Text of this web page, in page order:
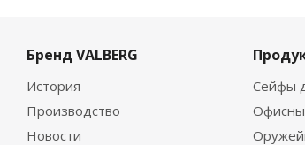
Бренд VALBERG
История
Производство
Новости
Сейфы